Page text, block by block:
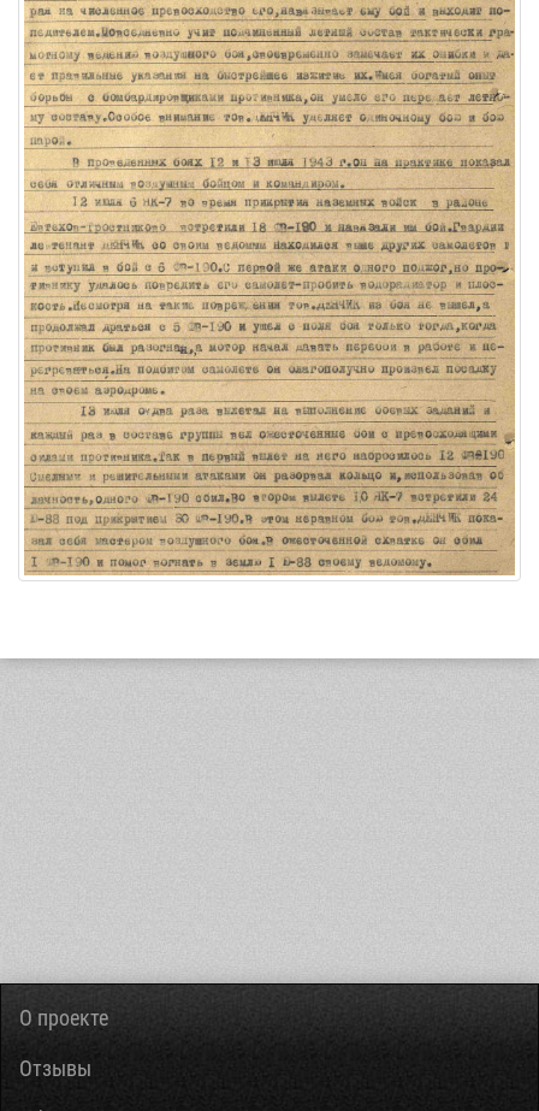
О проекте
Отзывы